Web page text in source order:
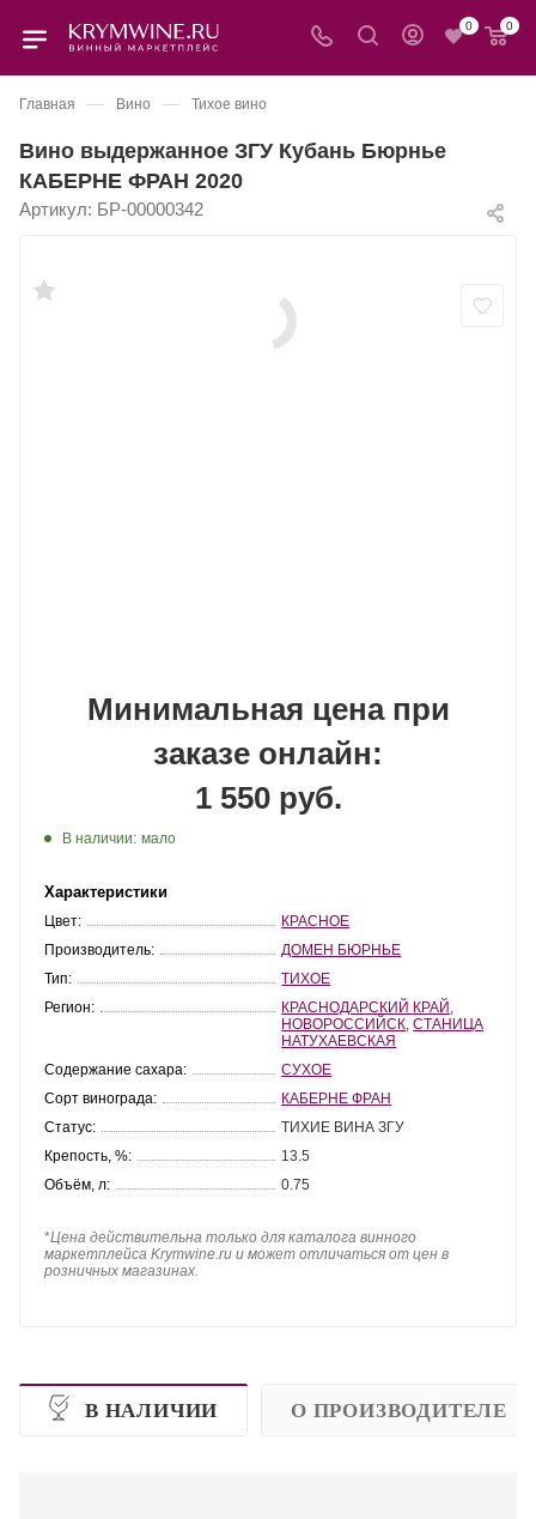
0 0
Главная — Вино — Тихое вино
Вино выдержанное ЗГУ Кубань Бюрнье
КАБЕРНЕ ФРАН 2020
Артикул: БР-00000342
Минимальная цена при
заказе онлайн:
1 550 руб.
В наличии: мало
Характеристики
Цвет:
КРАСНОЕ
Производитель:
ДОМЕН БЮРНЬЕ
Тип:
ТИХОЕ
Регион:
КРАСНОДАРСКИЙ КРАЙ
НОВОРОССИЙСК ,СТАНИЦА
НАТУХАЕВСКАЯ
Содержание сахара:
СУХОЕ
Сорт винограда:
КАБЕРНЕ ФРАН
Статус:
ТИХИЕ ВИНА ЗГУ
Крепость, %:
13.5
Объём, л:
0.75
*Цена действительна только для каталога винного
маркетплейса Krymwine.ru и может отличаться от цен в
розничных магазинах.
В НАЛИЧИИ О ПРОИЗВОДИТЕЛЕ